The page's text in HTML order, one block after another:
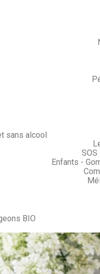
sans alcool
BIO
Enfants -
Gemmo &